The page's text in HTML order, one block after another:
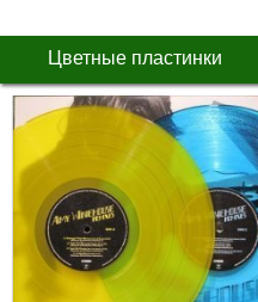
Цветные пластинки